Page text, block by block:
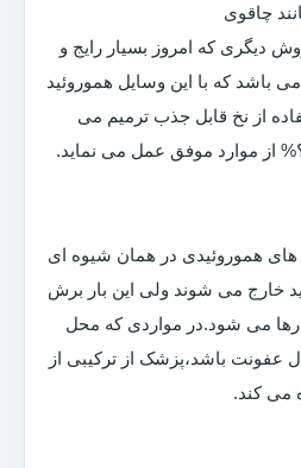
چاقوی
دیگری که امروز بسیار رایج و
باشد که با این وسایل هموروئید
از نخ قابل جذب ترمیم می
از موارد موفق عمل می نماید.
های هموروئیدی در همان شیوه ای
خارج می شوند ولی این بار برش
می شود.در مواردی که محل
عفونت باشد،پزشک از ترکیبی از
می کند.